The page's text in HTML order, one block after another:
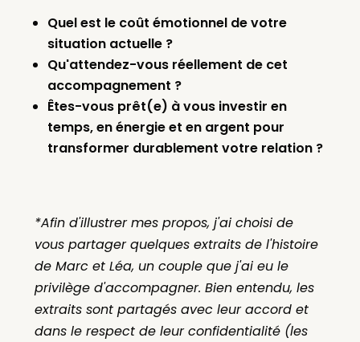
Quel est le coût émotionnel de votre
situation actuelle ?
Qu'attendez-vous réellement de cet
accompagnement ?
Êtes-vous prêt(e) à vous investir en
temps, en énergie et en argent pour
transformer durablement votre relation ?
*Afin d'illustrer mes propos, j'ai choisi de
vous partager quelques extraits de l'histoire
de Marc et Léa, un couple que j'ai eu le
privilège d'accompagner. Bien entendu, les
extraits sont partagés avec leur accord et
dans le respect de leur confidentialité (les